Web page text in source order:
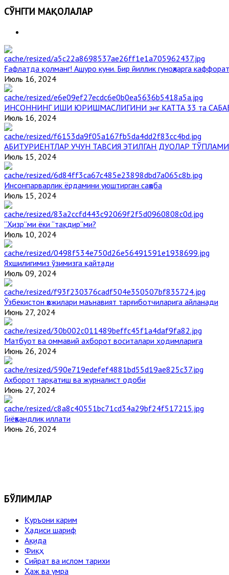
СЎНГГИ МАҚОЛАЛАР
Ғафлатда қолманг! Ашуро куни. Бир йиллик гуноҳларга
Июль 16, 2024
ИНСОННИНГ ИШИ ЮРИШМАСЛИГИНИ энг КАТТА 33 та
Июль 16, 2024
АБИТУРИЕНТЛАР УЧУН ТАВСИЯ ЭТИЛГАН ДУОЛАР ТЎПЛАМИ
Июль 15, 2024
Инсонпарварлик ёрдамини уюштирган саҳоба
Июль 15, 2024
“Ҳизр”ми ёки “тақдир”ми?
Июль 10, 2024
Яхшилигимиз ўзимизга қайтади
Июль 09, 2024
Ўзбекистон ҳожилари маънавият тарғиботчиларига айланади
Июнь 27, 2024
Матбуот ва оммавий ахборот воситалари ходимларига
Июнь 26, 2024
Ахборот тарқатиш ва журналист одоби
Июнь 27, 2024
Гиёҳвандлик иллати
Июнь 26, 2024
БЎЛИМЛАР
Қуръони карим
Ҳадиси шариф
Ақида
Фиқҳ
Сийрат ва ислом тарихи
Ҳаж ва умра